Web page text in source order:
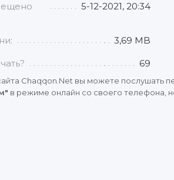
5-12-2021, 20:34
3,69 MB
69
Chaqqon.Net вы можете послушать
в режиме онлайн со своего телефона,